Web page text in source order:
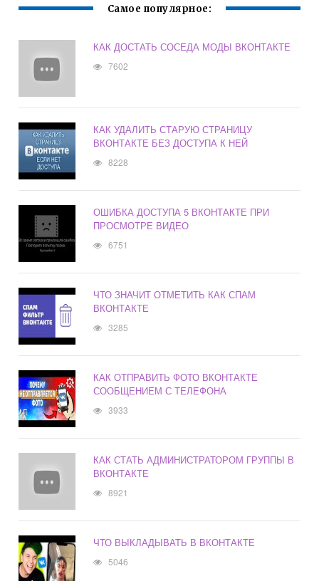
Самое популярное:
КАК ДОСТАТЬ СОСЕДА МОДЫ ВКОНТАКТЕ
7602
КАК УДАЛИТЬ СТАРУЮ СТРАНИЦУ
ВКОНТАКТЕ БЕЗ ДОСТУПА К НЕЙ
8228
ОШИБКА ДОСТУПА 5 ВКОНТАКТЕ ПРИ
ПРОСМОТРЕ ВИДЕО
6751
ЧТО ЗНАЧИТ ОТМЕТИТЬ КАК СПАМ
ВКОНТАКТЕ
3285
КАК ОТПРАВИТЬ ФОТО ВКОНТАКТЕ
СООБЩЕНИЕМ С ТЕЛЕФОНА
3933
КАК СТАТЬ АДМИНИСТРАТОРОМ ГРУППЫ В
ВКОНТАКТЕ
8921
ЧТО ВЫКЛАДЫВАТЬ В ВКОНТАКТЕ
5046